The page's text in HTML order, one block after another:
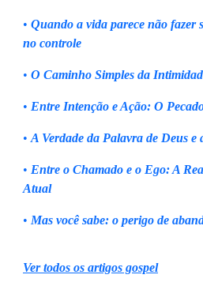
• Quando a vida parece não fazer
no controle
• O Caminho Simples da
• Entre Intenção e Ação: O
• A Verdade da Palavra de Deus
• Entre o Chamado e o Ego: A
Atual
• Mas você sabe: o perigo de
Ver todos os artigos gospel